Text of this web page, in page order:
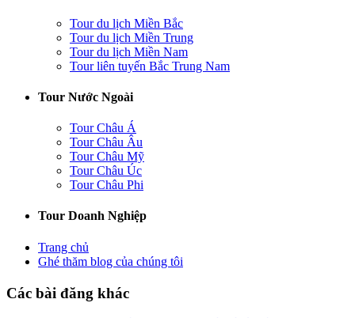
Tour du lịch Miền Bắc
Tour du lịch Miền Trung
Tour du lịch Miền Nam
Tour liên tuyến Bắc Trung Nam
Tour Nước Ngoài
Tour Châu Á
Tour Châu Âu
Tour Châu Mỹ
Tour Châu Úc
Tour Châu Phi
Tour Doanh Nghiệp
Trang chủ
Ghé thăm blog của chúng tôi
Các bài đăng khác